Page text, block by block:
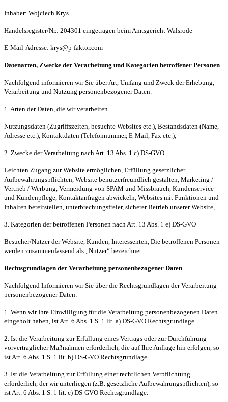
Inhaber: Wojciech Krys
Handelsregister/Nr.: 204301 eingetragen beim Amtsgericht Walsrode
E-Mail-Adresse: krys@p-faktor.com
Datenarten, Zwecke der Verarbeitung und Kategorien betroffener Personen
Nachfolgend informieren wir Sie über Art, Umfang und Zweck der Erhebung,
Verarbeitung und Nutzung personenbezogener Daten.
1. Arten der Daten, die wir verarbeiten
Nutzungsdaten (Zugriffszeiten, besuchte Websites etc.), Bestandsdaten (Name,
Adresse etc.), Kontaktdaten (Telefonnummer, E-Mail, Fax etc.),
2. Zwecke der Verarbeitung nach Art. 13 Abs. 1 c) DS-GVO
Leichten Zugang zur Website ermöglichen, Erfüllung gesetzlicher
Aufbewahrungspflichten, Website benutzerfreundlich gestalten, Marketing /
Vertrieb / Werbung, Vermeidung von SPAM und Missbrauch, Kundenservice
und Kundenpflege, Kontaktanfragen abwickeln, Websites mit Funktionen und
Inhalten bereitstellen, unterbrechungsfreier, sicherer Betrieb unserer Website,
3. Kategorien der betroffenen Personen nach Art. 13 Abs. 1 e) DS-GVO
Besucher/Nutzer der Website, Kunden, Interessenten, Die betroffenen Personen
werden zusammenfassend als „Nutzer“ bezeichnet.
Rechtsgrundlagen der Verarbeitung personenbezogener Daten
Nachfolgend Informieren wir Sie über die Rechtsgrundlagen der Verarbeitung
personenbezogener Daten:
1. Wenn wir Ihre Einwilligung für die Verarbeitung personenbezogenen Daten
eingeholt haben, ist Art. 6 Abs. 1 S. 1 lit. a) DS-GVO Rechtsgrundlage.
2. Ist die Verarbeitung zur Erfüllung eines Vertrags oder zur Durchführung
vorvertraglicher Maßnahmen erforderlich, die auf Ihre Anfrage hin erfolgen, so
ist Art. 6 Abs. 1 S. 1 lit. b) DS-GVO Rechtsgrundlage.
3. Ist die Verarbeitung zur Erfüllung einer rechtlichen Verpflichtung
erforderlich, der wir unterliegen (z.B. gesetzliche Aufbewahrungspflichten), so
ist Art. 6 Abs. 1 S. 1 lit. c) DS-GVO Rechtsgrundlage.